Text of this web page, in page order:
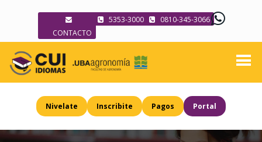
CONTACTO
5353-3000 0810-345-3066
Nivelate Inscribite Pagos Portal